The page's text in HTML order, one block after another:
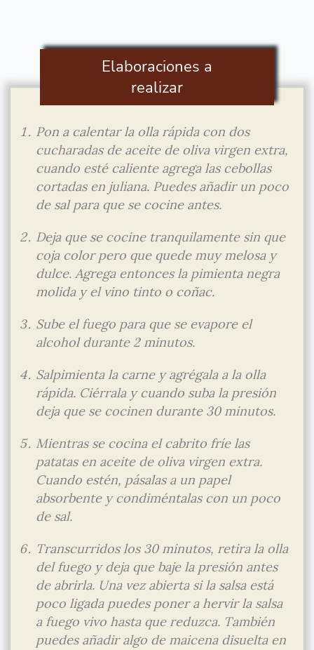
Elaboraciones a
realizar
Pon a calentar la olla rápida con dos
cucharadas de aceite de oliva virgen extra,
cuando esté caliente agrega las cebollas
cortadas en juliana. Puedes añadir un poco
de sal para que se cocine antes.
Deja que se cocine tranquilamente sin que
coja color pero que quede muy melosa y
dulce. Agrega entonces la pimienta negra
molida y el vino tinto o coñac.
Sube el fuego para que se evapore el
alcohol durante 2 minutos.
Salpimienta la carne y agrégala a la olla
rápida. Ciérrala y cuando suba la presión
deja que se cocinen durante 30 minutos.
Mientras se cocina el cabrito fríe las
patatas en aceite de oliva virgen extra.
Cuando estén, pásalas a un papel
absorbente y condiméntalas con un poco
de sal.
Transcurridos los 30 minutos, retira la olla
del fuego y deja que baje la presión antes
de abrirla. Una vez abierta si la salsa está
poco ligada puedes poner a hervir la salsa
a fuego vivo hasta que reduzca. También
puedes añadir algo de maicena disuelta en